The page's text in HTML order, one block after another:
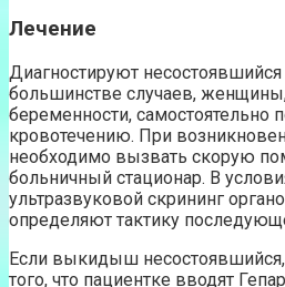
Лечение
Диагностируют
большинстве случаев,
беременности, самостоятельно
кровотечению. При
необходимо вызвать скорую
больничный стационар. В
ультразвуковой скрининг
определяют тактику
Если выкидыш несостоявшийся,
того, что пациентке вводят